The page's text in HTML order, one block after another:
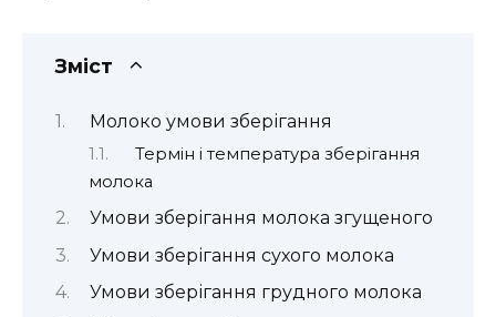
Зміст
Молоко умови зберігання
Термін і температура зберігання
молока
Умови зберігання молока згущеного
Умови зберігання сухого молока
Умови зберігання грудного молока